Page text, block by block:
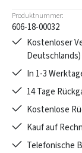
Produktnummer:
606-18-00032
Kostenloser
Deutschlands)
In 1-3
14 Tage
Kostenlose
Kauf auf
Telefonische